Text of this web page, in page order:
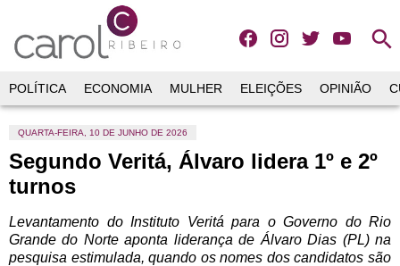
search
POLÍTICA ECONOMIA MULHER ELEIÇÕES OPINIÃO
QUARTA-FEIRA, 10 DE JUNHO DE 2026
Segundo Veritá, Álvaro lidera 1º e 2º
turnos
Levantamento do Instituto Veritá para o Governo do Rio
Grande do Norte aponta liderança de Álvaro Dias (PL) na
pesquisa estimulada, quando os nomes dos candidatos são